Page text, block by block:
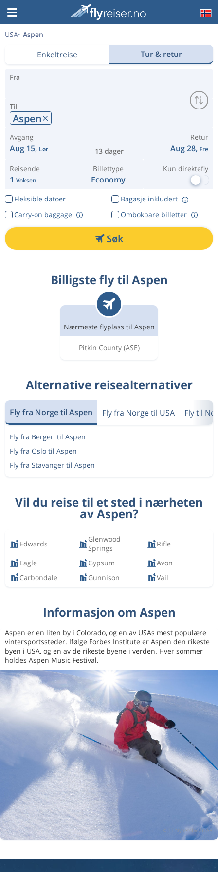
USA Aspen
Enkeltreise Tur & retur
Fra
Til
Aspen
Avgang
Aug 15, Lør 13 dager
Retur
Aug 28, Fre
Reisende
1 Voksen
Billettype
Economy
Kun direktefly
Fleksible datoer
Bagasje inkludert
Ombokbare billetter
Carry-on baggage
Søk
Billigste fly til Aspen
Nærmeste flyplass til Aspen
Pitkin County (ASE)
Alternative reisealternativer
Fly fra Norge til Aspen Fly fra Norge til USA Fly til
Fly fra Bergen til Aspen
Fly fra Oslo til Aspen
Fly fra Stavanger til Aspen
Vil du reise til et sted i nærheten
av Aspen?
Edwards
Glenwood
Springs
Rifle
Eagle Gypsum
Avon
Carbondale
Gunnison Vail
Informasjon om Aspen
Aspen er en liten by i Colorado, og en av USAs mest populære
vintersportssteder. Ifølge Forbes Institute er Aspen den rikeste
byen i USA, og en av de rikeste byene i verden. Hver sommer
holdes Aspen Music Festival.